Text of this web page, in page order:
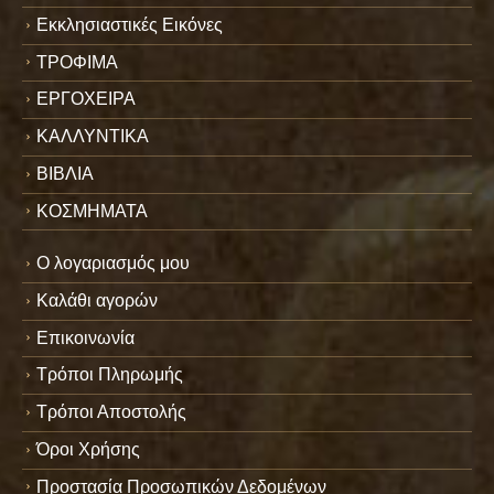
Εκκλησιαστικές Εικόνες
ΤΡΟΦΙΜΑ
ΕΡΓΟΧΕΙΡΑ
ΚΑΛΛΥΝΤΙΚΑ
ΒΙΒΛΙΑ
ΚΟΣΜΗΜΑΤΑ
Ο λογαριασμός μου
Καλάθι αγορών
Επικοινωνία
Τρόποι Πληρωμής
Τρόποι Αποστολής
Όροι Χρήσης
Προστασία Προσωπικών Δεδομένων